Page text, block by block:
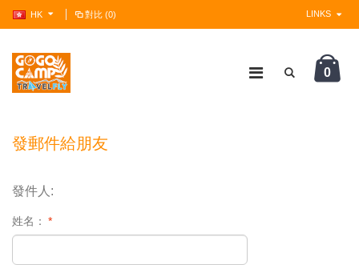
HK 對比 (0) LINKS
0
發郵件給朋友
發件人:
*
姓名：